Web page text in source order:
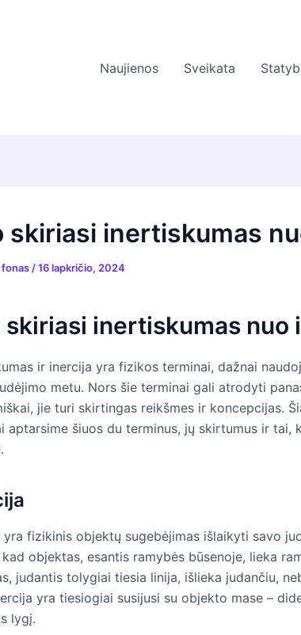
Naujienos Sveikata
skiriasi inertiskumas
fonas /16 lapkričio, 2024
skiriasi inertiskumas nuo
ir inercija yra fizikos terminai, dažnai
metu. Nors šie terminai gali atrodyti
jie turi skirtingas reikšmes ir koncepcijas.
aptarsime šiuos du terminus, jų skirtumus ir tai,
yra fizikinis objektų sugebėjimas išlaikyti savo
objektas, esantis ramybės būsenoje, lieka
judantis tolygiai tiesia linija, išlieka judančiu,
yra tiesiogiai susijusi su objekto mase –
lygį.